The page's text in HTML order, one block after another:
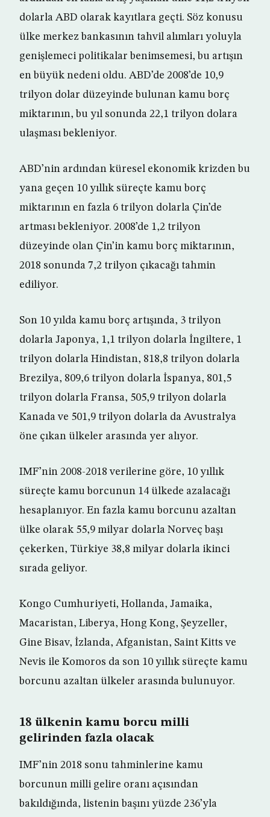
dolarla ABD olarak kayıtlara geçti. Söz konusu
ülke merkez bankasının tahvil alımları yoluyla
genişlemeci politikalar benimsemesi, bu artışın
en büyük nedeni oldu. ABD’de 2008’de 10,9
trilyon dolar düzeyinde bulunan kamu borç
miktarının, bu yıl sonunda 22,1 trilyon dolara
ulaşması bekleniyor.
ABD’nin ardından küresel ekonomik krizden bu
yana geçen 10 yıllık süreçte kamu borç
miktarının en fazla 6 trilyon dolarla Çin’de
artması bekleniyor. 2008’de 1,2 trilyon
düzeyinde olan Çin’in kamu borç miktarının,
2018 sonunda 7,2 trilyon çıkacağı tahmin
ediliyor.
Son 10 yılda kamu borç artışında, 3 trilyon
dolarla Japonya, 1,1 trilyon dolarla İngiltere, 1
trilyon dolarla Hindistan, 818,8 trilyon dolarla
Brezilya, 809,6 trilyon dolarla İspanya, 801,5
trilyon dolarla Fransa, 505,9 trilyon dolarla
Kanada ve 501,9 trilyon dolarla da Avustralya
öne çıkan ülkeler arasında yer alıyor.
IMF’nin 2008-2018 verilerine göre, 10 yıllık
süreçte kamu borcunun 14 ülkede azalacağı
hesaplanıyor. En fazla kamu borcunu azaltan
ülke olarak 55,9 milyar dolarla Norveç başı
çekerken, Türkiye 38,8 milyar dolarla ikinci
sırada geliyor.
Kongo Cumhuriyeti, Hollanda, Jamaika,
Macaristan, Liberya, Hong Kong, Şeyzeller,
Gine Bisav, İzlanda, Afganistan, Saint Kitts ve
Nevis ile Komoros da son 10 yıllık süreçte kamu
borcunu azaltan ülkeler arasında bulunuyor.
18 ülkenin kamu borcu milli
gelirinden fazla olacak
IMF’nin 2018 sonu tahminlerine kamu
borcunun milli gelire oranı açısından
bakıldığında, listenin başını yüzde 236’yla